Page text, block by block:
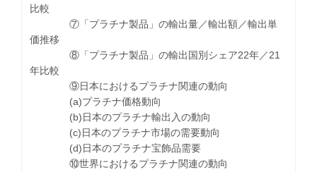
比較
⑦「プラチナ製品」の輸出量／輸出額／輸出単
価推移
⑧「プラチナ製品」の輸出国別シェア22年／21
年比較
⑨日本におけるプラチナ関連の動向
(a)プラチナ価格動向
(b)日本のプラチナ輸出入の動向
(c)日本のプラチナ市場の需要動向
(d)日本のプラチナ宝飾品需要
⑩世界におけるプラチナ関連の動向